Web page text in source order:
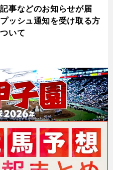
事などのお知らせが届
ッシュ通知を受け取る方
いて